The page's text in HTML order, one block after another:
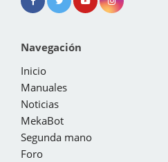
Navegación
Inicio
Manuales
Noticias
MekaBot
Segunda mano
Foro